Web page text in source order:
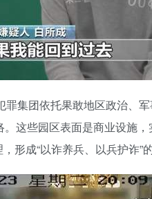
集团依托果敢地区政治、军
这些园区表面是商业设施
形成“以诈养兵、以兵护诈”